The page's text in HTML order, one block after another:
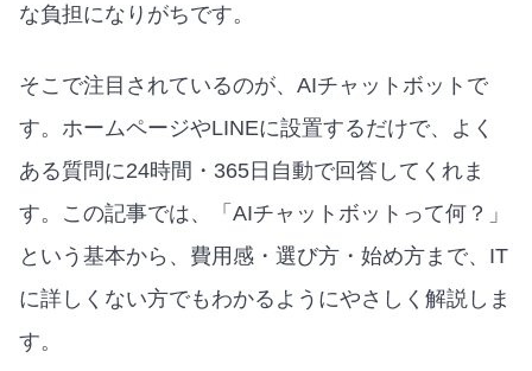
な負担になりがちです。
そこで注目されているのが、AIチャットボットで
す。ホームページやLINEに設置するだけで、よく
ある質問に24時間・365日自動で回答してくれま
す。この記事では、「AIチャットボットって何？」
という基本から、費用感・選び方・始め方まで、IT
に詳しくない方でもわかるようにやさしく解説しま
す。